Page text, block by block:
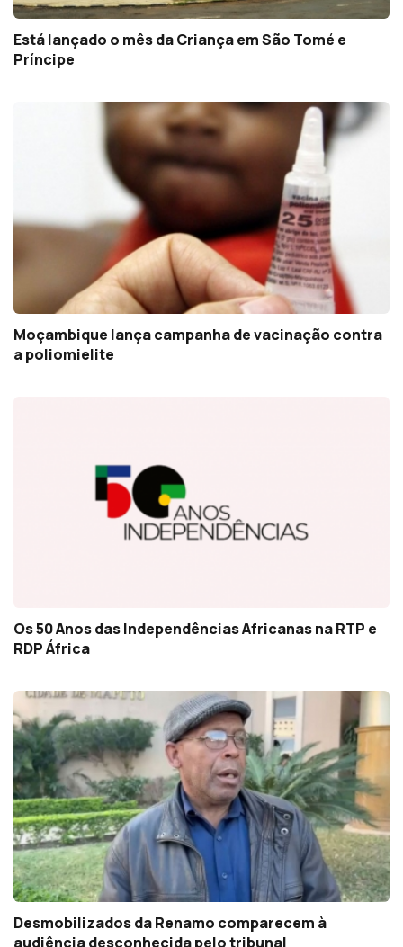
Está lançado o mês da Criança em São Tomé e
Príncipe
Moçambique lança campanha de vacinação contra
a poliomielite
Os 50 Anos das Independências Africanas na RTP e
RDP África
Desmobilizados da Renamo comparecem à
audiência desconhecida pelo tribunal